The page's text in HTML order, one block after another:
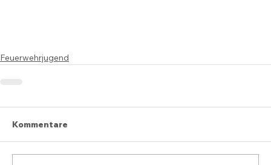
Feuerwehrjugend
Kommentare